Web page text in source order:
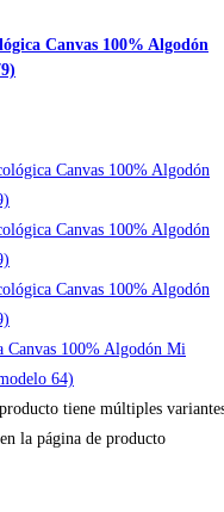
Canvas 100% Algodón
tiene múltiples
la página de producto